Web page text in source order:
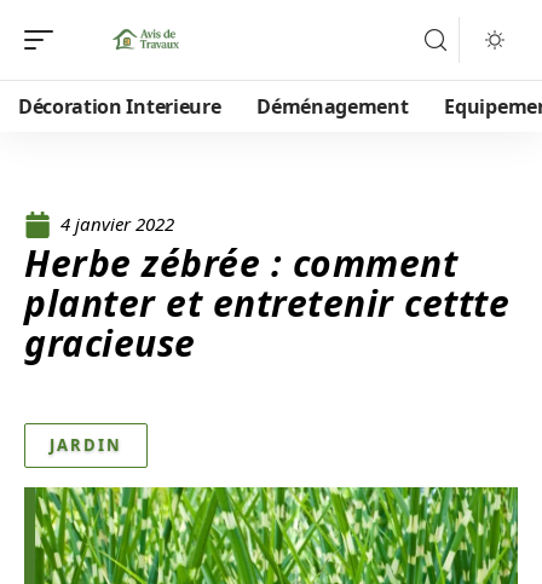
Décoration Interieure Déménagement
4 janvier 2022
Herbe zébrée : comment
planter et entretenir cettte
gracieuse
JARDIN